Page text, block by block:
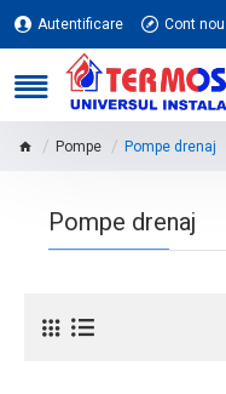
Autentificare Cont nou
Pompe Pompe drenaj
Pompe drenaj